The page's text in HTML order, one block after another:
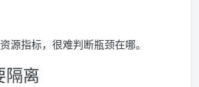
源指标，很难判断瓶颈在哪。
隔离